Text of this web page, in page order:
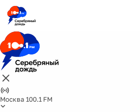
Москва 100.1 FM